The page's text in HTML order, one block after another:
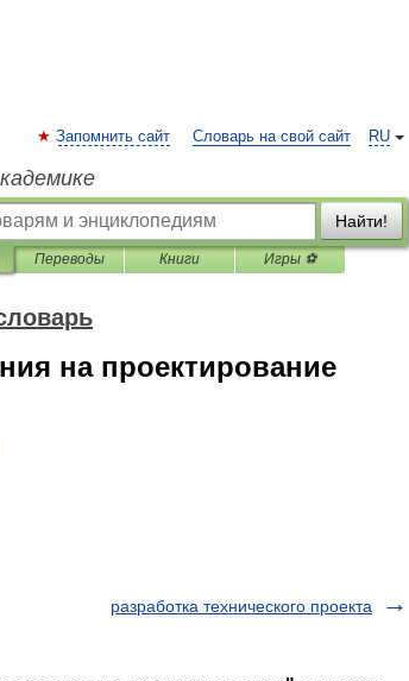
RU
Запомнить сайт Словарь на свой сайт
Найти!
Переводы Книги Игры ⚽
на проектирование
разработка технического проекта